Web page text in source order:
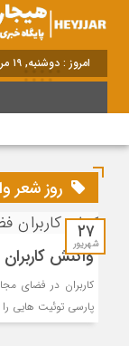
امروز : دوشنبه, ۱۹ مرداد , ۱۴۰۵
روز شعر
۲۷
شهریور
واکنش
کاربران در فضای
پارسی توئیت هایی